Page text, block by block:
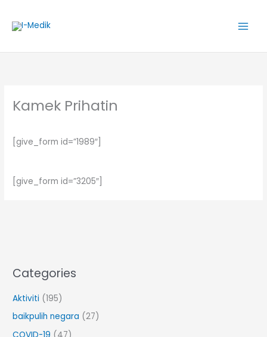
content
Kamek Prihatin
[give_form id=”1989″]
[give_form id=”3205″]
Categories
Aktiviti (195)
baikpulih negara (27)